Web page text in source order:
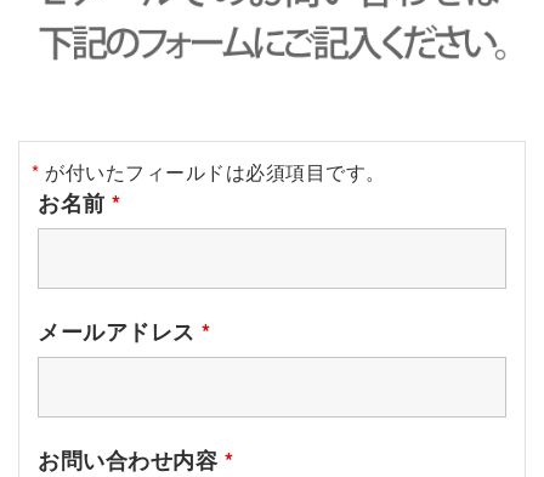
* が付いたフィールドは必須項目です。
お名前 *
メールアドレス *
お問い合わせ内容 *